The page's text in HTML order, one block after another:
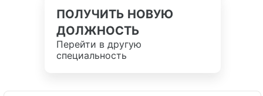
ПОЛУЧИТЬ НОВУЮ
ДОЛЖНОСТЬ
Перейти в другую
специальность